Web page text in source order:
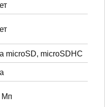
microSD, microSDHC
Мп